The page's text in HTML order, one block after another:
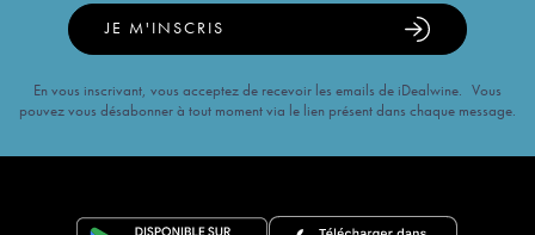
JE M'INSCRIS
En vous inscrivant, vous acceptez de recevoir les emails de iDealwine. Vous
pouvez vous désabonner à tout moment via le lien présent dans chaque message.